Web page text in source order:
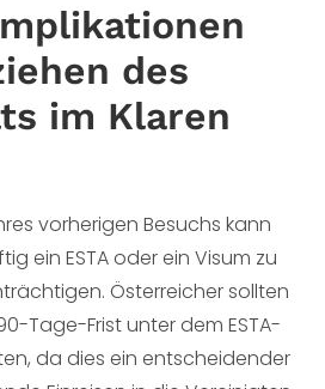
des
im Klaren
vorherigen Besuchs kann
ein ESTA oder ein Visum zu
Österreicher sollten
Tage-Frist unter dem ESTA-
da dies ein entscheidender